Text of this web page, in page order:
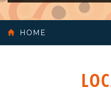
HOME